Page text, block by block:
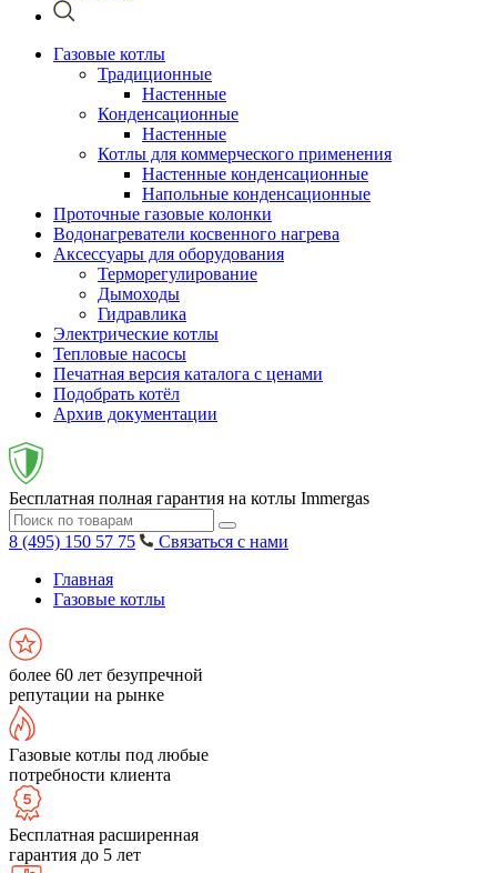
Газовые котлы
Традиционные
Настенные
Конденсационные
Настенные
Котлы для коммерческого применения
Настенные конденсационные
Напольные конденсационные
Проточные газовые колонки
Водонагреватели косвенного нагрева
Аксессуары для оборудования
Терморегулирование
Дымоходы
Гидравлика
Электрические котлы
Тепловые насосы
Печатная версия каталога с ценами
Подобрать котёл
Архив документации
Бесплатная полная гарантия на котлы Immergas
8 (495) 150 57 75
Связаться с нами
Главная
Газовые котлы
более 60 лет безупречной
репутации на рынке
Газовые котлы под любые
потребности клиента
Бесплатная расширенная
гарантия до 5 лет